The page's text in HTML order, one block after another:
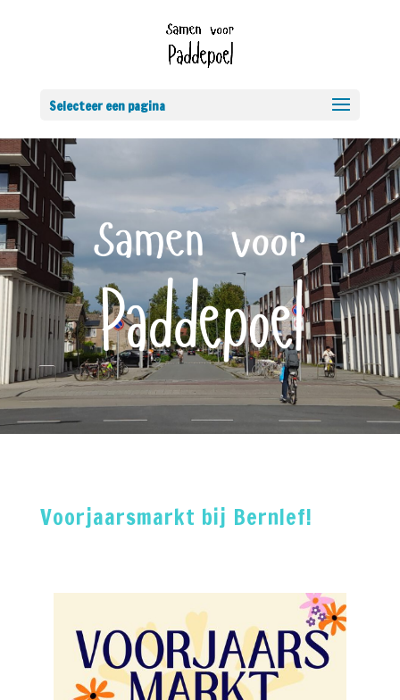
Selecteer een pagina
Voorjaarsmarkt bij Bernlef!